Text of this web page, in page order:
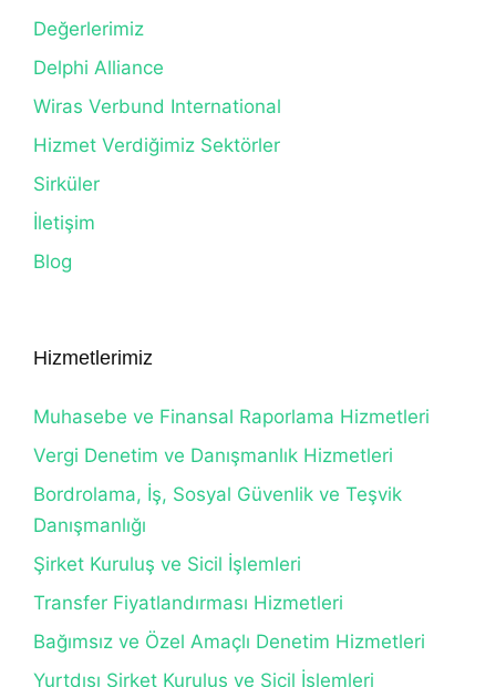
Değerlerimiz
Delphi Alliance
Wiras Verbund International
Hizmet Verdiğimiz Sektörler
Sirküler
İletişim
Blog
Hizmetlerimiz
Muhasebe ve Finansal Raporlama Hizmetleri
Vergi Denetim ve Danışmanlık Hizmetleri
Bordrolama, İş, Sosyal Güvenlik ve Teşvik
Danışmanlığı
Şirket Kuruluş ve Sicil İşlemleri
Transfer Fiyatlandırması Hizmetleri
Bağımsız ve Özel Amaçlı Denetim Hizmetleri
Yurtdışı Şirket Kuruluş ve Sicil İşlemleri